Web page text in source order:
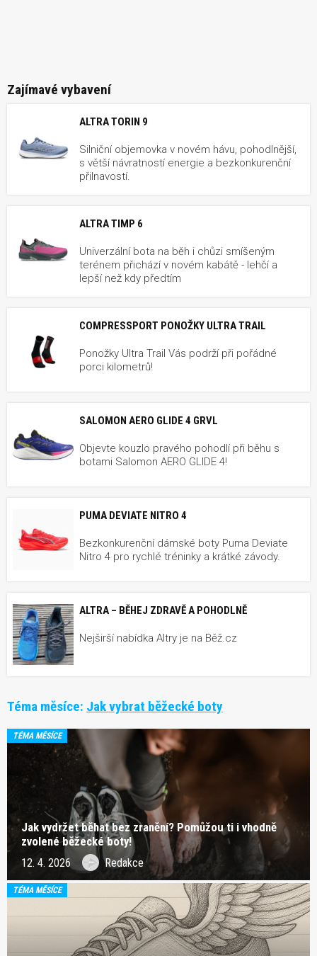
Zajímavé vybavení
ALTRA TORIN 9
Silniční objemovka v novém hávu, pohodlnější,
s větší návratností energie a bezkonkurenční
přilnavostí.
ALTRA TIMP 6
Univerzální bota na běh i chůzi smíšeným
terénem přichází v novém kabátě - lehčí a
lepší než kdy předtím
COMPRESSPORT PONOŽKY ULTRA TRAIL
Ponožky Ultra Trail Vás podrží při pořádné
porci kilometrů!
SALOMON AERO GLIDE 4 GRVL
Objevte kouzlo pravého pohodlí při běhu s
botami Salomon AERO GLIDE 4!
PUMA DEVIATE NITRO 4
Bezkonkurenční dámské boty Puma Deviate
Nitro 4 pro rychlé tréninky a krátké závody.
ALTRA – BĚHEJ ZDRAVĚ A POHODLNĚ
Nejširší nabídka Altry je na Běž.cz
Téma měsíce: Jak vybrat běžecké boty
TÉMA MĚSÍCE
Jak vydržet běhat bez zranění? Pomůžou ti i vhodně
zvolené běžecké boty!
12. 4. 2026 Redakce
TÉMA MĚSÍCE